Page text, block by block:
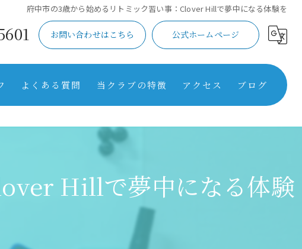
府中市の3歳から始めるリトミック習い事：Clover Hillで夢中になる体験を
お問い合わせはこちら 公式ホームページ
よくある質問 当クラブの特徴
スポーツ
アクセス ブログ
Hillで夢中になる体験